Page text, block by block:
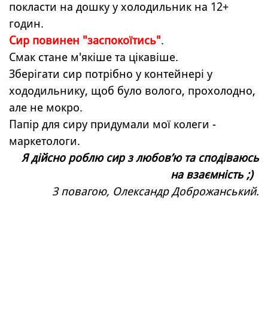
покласти на дошку у холодильник на 12+
годин.
Сир повинен "заспокоїтись".
Смак стане м'якіше та цікавіше.
Зберігати сир потрібно у контейнері у
хододильнику, щоб було волого, прохолодно,
але не мокро.
Папір для сиру придумали мої колеги -
маркетологи.
Я дійсно роблю сир з любов’ю та сподіваюсь
на взаємність ;)
З повагою, Олександр Доброжанський.